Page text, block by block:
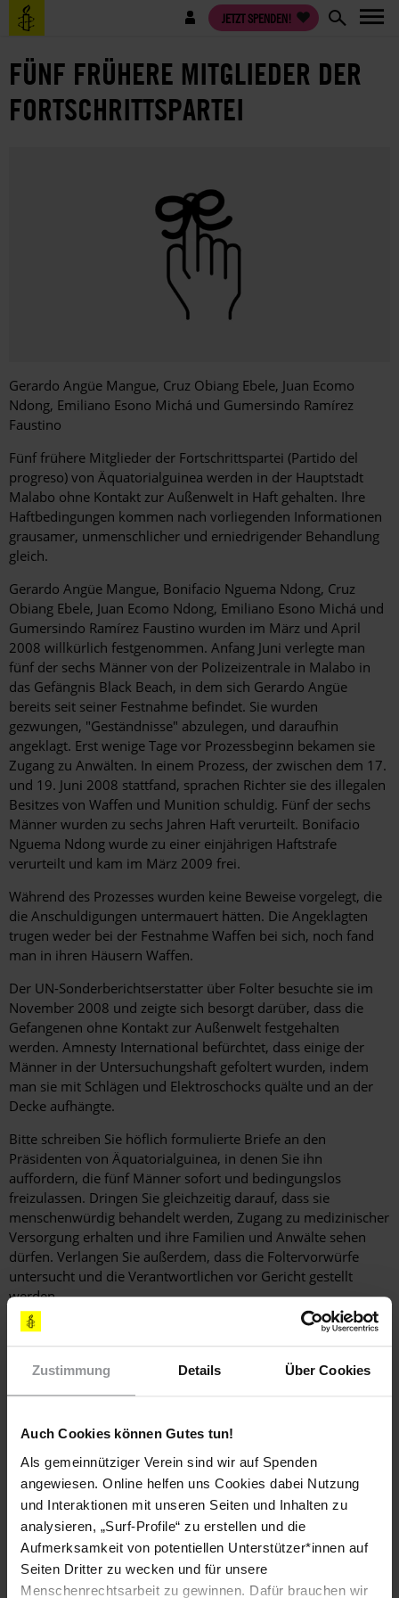
Zustimmung Details Über Cookies
Auch Cookies können Gutes tun!
Als gemeinnütziger Verein sind wir auf Spenden
angewiesen. Online helfen uns Cookies dabei Nutzung
und Interaktionen mit unseren Seiten und Inhalten zu
analysieren, „Surf-Profile“ zu erstellen und die
Aufmerksamkeit von potentiellen Unterstützer*innen auf
Seiten Dritter zu wecken und für unsere
Menschenrechtsarbeit zu gewinnen. Dafür brauchen wir
Direkt
zum
Benutzermenü JETZT SPENDEN!
FÜNF FRÜHERE MITGLIEDER DER
FORTSCHRITTSPARTEI
Gerardo Angüe Mangue, Cruz Obiang Ebele, Juan Ecomo
Ndong, Emiliano Esono Michá und Gumersindo Ramírez
Faustino
Fünf frühere Mitglieder der Fortschrittspartei (Partido del
progreso) von Äquatorialguinea werden in der Hauptstadt
Malabo ohne Kontakt zur Außenwelt in Haft gehalten. Ihre
Haftbedingungen kommen nach vorliegenden Informationen
grausamer, unmenschlicher und erniedrigender Behandlung
gleich.
Gerardo Angüe Mangue, Bonifacio Nguema Ndong, Cruz
Obiang Ebele, Juan Ecomo Ndong, Emiliano Esono Michá und
Gumersindo Ramírez Faustino wurden im März und April
2008 willkürlich festgenommen. Anfang Juni verlegte man
fünf der sechs Männer von der Polizeizentrale in Malabo in
das Gefängnis Black Beach, in dem sich Gerardo Angüe
bereits seit seiner Festnahme befindet. Sie wurden
gezwungen, "Geständnisse" abzulegen, und daraufhin
angeklagt. Erst wenige Tage vor Prozessbeginn bekamen sie
Zugang zu Anwälten. In einem Prozess, der zwischen dem 17.
und 19. Juni 2008 stattfand, sprachen Richter sie des illegalen
Besitzes von Waffen und Munition schuldig. Fünf der sechs
Männer wurden zu sechs Jahren Haft verurteilt. Bonifacio
Nguema Ndong wurde zu einer einjährigen Haftstrafe
verurteilt und kam im März 2009 frei.
Während des Prozesses wurden keine Beweise vorgelegt, die
die Anschuldigungen untermauert hätten. Die Angeklagten
trugen weder bei der Festnahme Waffen bei sich, noch fand
man in ihren Häusern Waffen.
Der UN-Sonderberichtserstatter über Folter besuchte sie im
November 2008 und zeigte sich besorgt darüber, dass die
Gefangenen ohne Kontakt zur Außenwelt festgehalten
werden. Amnesty International befürchtet, dass einige der
Männer in der Untersuchungshaft gefoltert wurden, indem
man sie mit Schlägen und Elektroschocks quälte und an der
Decke aufhängte.
Bitte schreiben Sie höflich formulierte Briefe an den
Präsidenten von Äquatorialguinea, in denen Sie ihn
auffordern, die fünf Männer sofort und bedingungslos
freizulassen. Dringen Sie gleichzeitig darauf, dass sie
menschenwürdig behandelt werden, Zugang zu medizinischer
Versorgung erhalten und ihre Familien und Anwälte sehen
dürfen. Verlangen Sie außerdem, dass die Foltervorwürfe
untersucht und die Verantwortlichen vor Gericht gestellt
werden.
Schreiben Sie in gutem Spanisch, Englisch oder auf Deutsch
an
General Teodoro Obiang Nguema Mbasogo Presidente de la
República Gabinete del Presidente de la República Malabo
(00 240) 09 3313 oder : (00 240) 09 3334 Standardbrief
Luftpost bis 20g: € 1,70
Senden Sie bitte eine Kopie Ihres Schreibens an
Botschaft der Republik Äquatorialguinea S.E. Herrn Cándido
Muatetema Rivas Rohlfsstraße 17 – 19, 14195 Berlin Fax:
030-8866 3879 E-Mailbotschaft@guinea-ecuatorial.de